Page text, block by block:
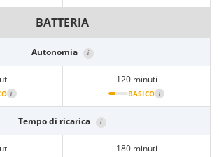
BATTERIA
Autonomia i
i
120 minuti
BASICO i
Tempo di ricarica i
180 minuti